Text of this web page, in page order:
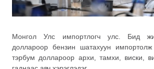
Монгол Улс импортлогч улс. Бид
доллароор бензин шатахуун
тэрбум доллароор архи, тамхи, виски,